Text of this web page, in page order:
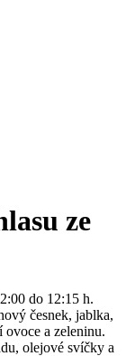
ze
do 12:15 h.
česnek, jablka,
ovoce a zeleninu.
olejové svíčky a